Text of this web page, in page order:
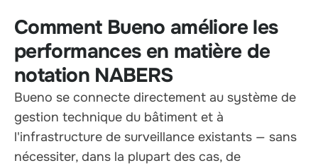
Comment Bueno améliore les
performances en matière de
notation NABERS
Bueno se connecte directement au système de
gestion technique du bâtiment et à
l'infrastructure de surveillance existants — sans
nécessiter, dans la plupart des cas, de